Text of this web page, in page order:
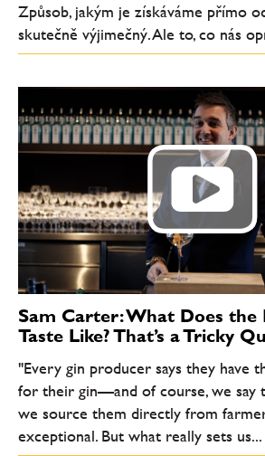
Způsob, jakým je získáváme přímo
skutečně výjimečný. Ale to, co nás
Sam Carter: What Does the
Taste Like? That’s a Tricky
"Every gin producer says they have
for their gin—and of course, we say
we source them directly from
exceptional. But what really sets us...